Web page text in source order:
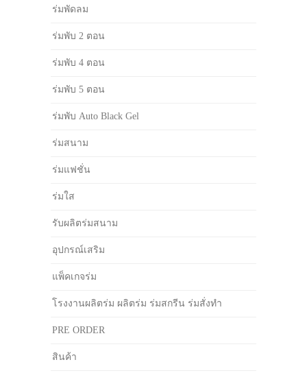
ร่มพัดลม
ร่มพับ 2 ตอน
ร่มพับ 4 ตอน
ร่มพับ 5 ตอน
ร่มพับ Auto Black Gel
ร่มสนาม
ร่มแฟชั่น
ร่มใส
รับผลิตร่มสนาม
อุปกรณ์เสริม
แพ็คเกจร่ม
โรงงานผลิตร่ม ผลิตร่ม ร่มสกรีน ร่มสั่งทำ
PRE ORDER
สินค้า